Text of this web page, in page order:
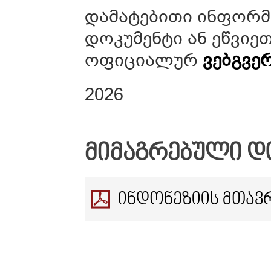
დამატებითი
დოკუმენტი ან
ოფიციალურ
2026
ᲛᲘᲛᲐᲒᲠᲔᲑᲣᲚᲘ
ᲘᲜᲓᲝᲜᲔᲖᲘᲘᲡ